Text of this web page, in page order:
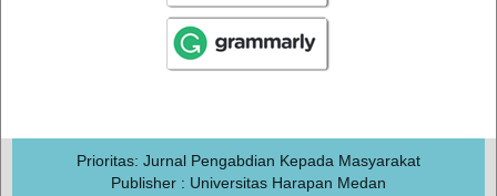
Prioritas: Jurnal Pengabdian Kepada Masyarakat
Publisher : Universitas Harapan Medan